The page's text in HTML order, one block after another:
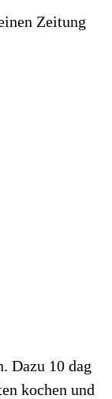
Zeitung
Dazu 10 dag
kochen und